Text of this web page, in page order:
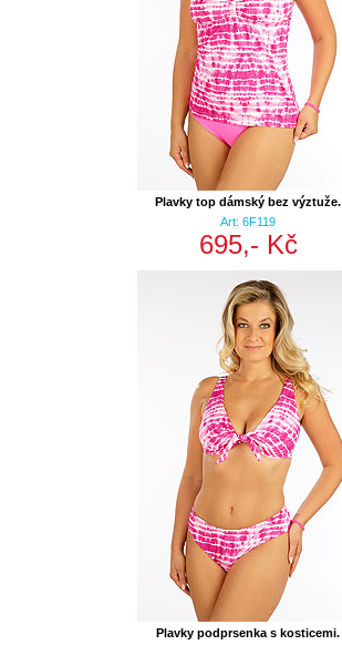
Plavky top dámský bez výztuže.
Art: 6F119
695,- Kč
Plavky podprsenka s kosticemi.